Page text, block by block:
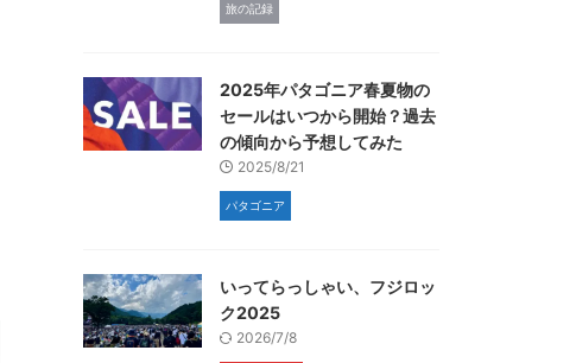
旅の記録
2025年パタゴニア春夏物の
セールはいつから開始？過去
の傾向から予想してみた
2025/8/21
パタゴニア
いってらっしゃい、フジロッ
ク2025
2026/7/8